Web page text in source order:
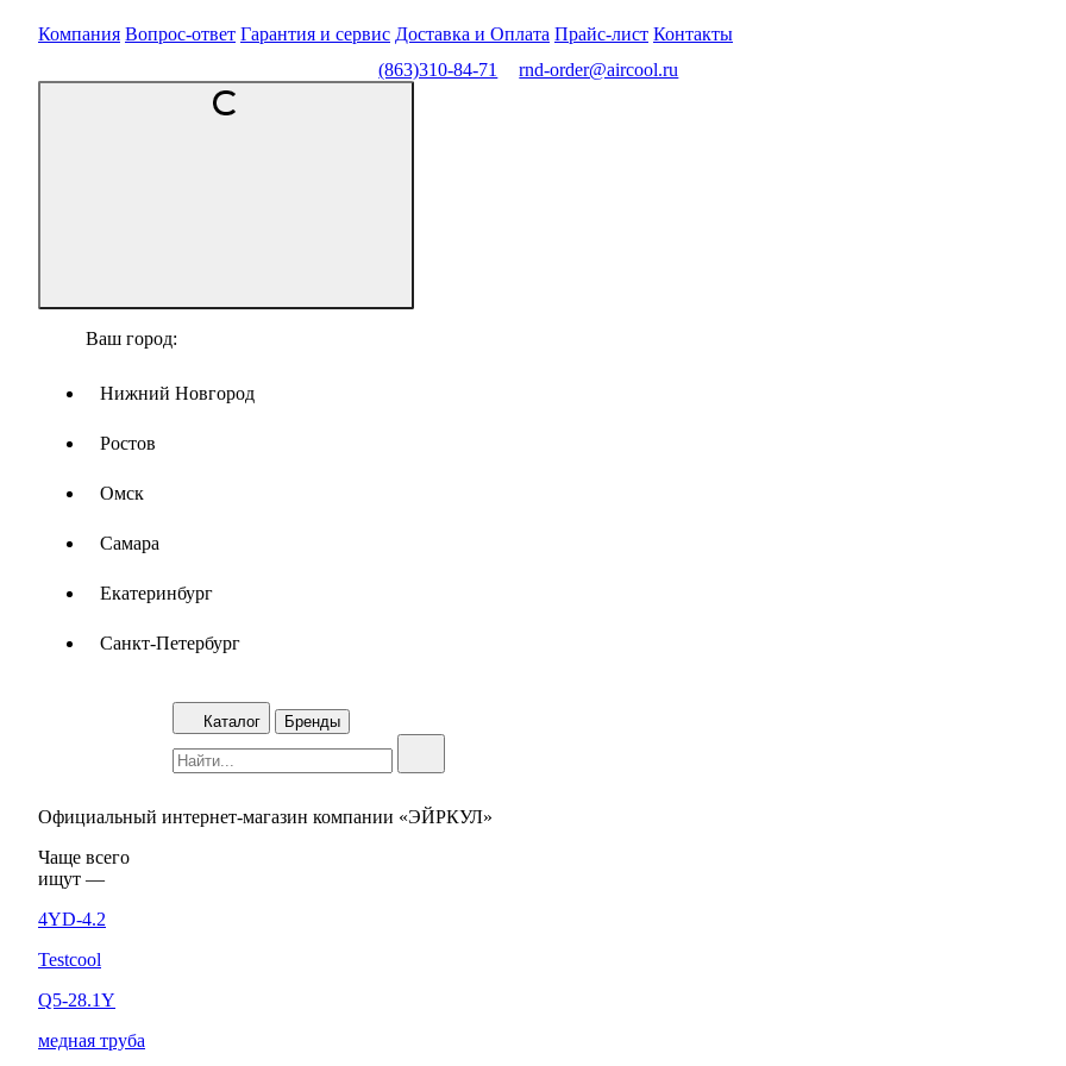
Компания Вопрос-ответ Гарантия и сервис Доставка и Оплата Прайс-лист Контакты
(863)310-84-71
rnd-order@aircool.ru
Ваш город:
Нижний Новгород
Ростов
Омск
Самара
Екатеринбург
Санкт-Петербург
Каталог Бренды
Официальный интернет-магазин компании «ЭЙРКУЛ»
Чаще вcего
ищут —
4YD-4.2
Testcool
Q5-28.1Y
медная труба